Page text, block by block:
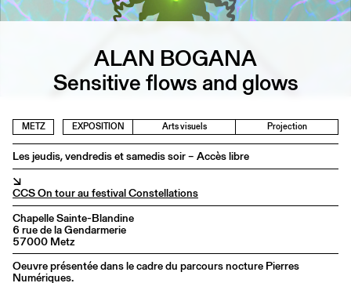
Informations
ALAN BOGANA
Sensitive flows and glows
METZ EXPOSITION Arts visuels Projection
Les jeudis, vendredis et samedis soir – Accès libre
↘
CCS On tour au festival Constellations
Chapelle Sainte-Blandine
6 rue de la Gendarmerie
57000 Metz
Oeuvre présentée dans le cadre du parcours nocture Pierres
Numériques.